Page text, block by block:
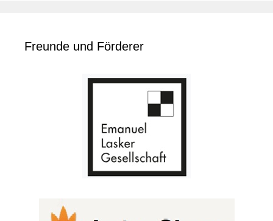
Freunde und Förderer